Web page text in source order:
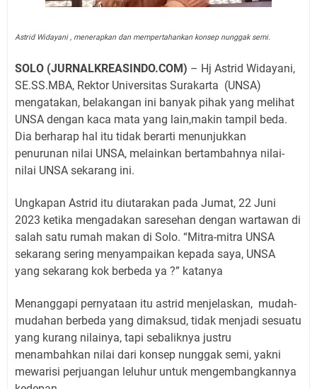
Astrid Widayani , menerapkan dan mempertahankan konsep nunggak semi.
SOLO (JURNALKREASINDO.COM) – Hj Astrid Widayani,
SE.SS.MBA, Rektor Universitas Surakarta (UNSA)
mengatakan, belakangan ini banyak pihak yang melihat
UNSA dengan kaca mata yang lain,makin tampil beda.
Dia berharap hal itu tidak berarti menunjukkan
penurunan nilai UNSA, melainkan bertambahnya nilai-
nilai UNSA sekarang ini.
Ungkapan Astrid itu diutarakan pada Jumat, 22 Juni
2023 ketika mengadakan saresehan dengan wartawan di
salah satu rumah makan di Solo. “Mitra-mitra UNSA
sekarang sering menyampaikan kepada saya, UNSA
yang sekarang kok berbeda ya ?” katanya
Menanggapi pernyataan itu astrid menjelaskan, mudah-
mudahan berbeda yang dimaksud, tidak menjadi sesuatu
yang kurang nilainya, tapi sebaliknya justru
menambahkan nilai dari konsep nunggak semi, yakni
mewarisi perjuangan leluhur untuk mengembangkannya